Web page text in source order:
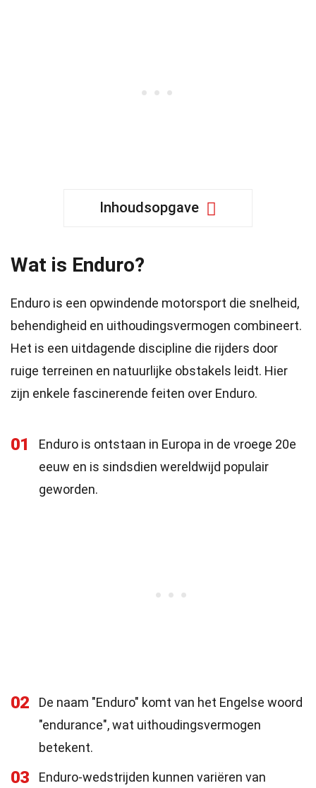
Inhoudsopgave
Wat is Enduro?
Enduro is een opwindende motorsport die snelheid,
behendigheid en uithoudingsvermogen combineert.
Het is een uitdagende discipline die rijders door
ruige terreinen en natuurlijke obstakels leidt. Hier
zijn enkele fascinerende feiten over Enduro.
01
Enduro is ontstaan in Europa in de vroege 20e
eeuw en is sindsdien wereldwijd populair
geworden.
02
De naam "Enduro" komt van het Engelse woord
"endurance", wat uithoudingsvermogen
betekent.
03
Enduro-wedstrijden kunnen variëren van